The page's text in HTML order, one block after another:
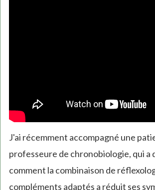
J'ai récemment accompagné une
professeure de chronobiologie, qui a
comment la combinaison de
compléments adaptés a réduit ses